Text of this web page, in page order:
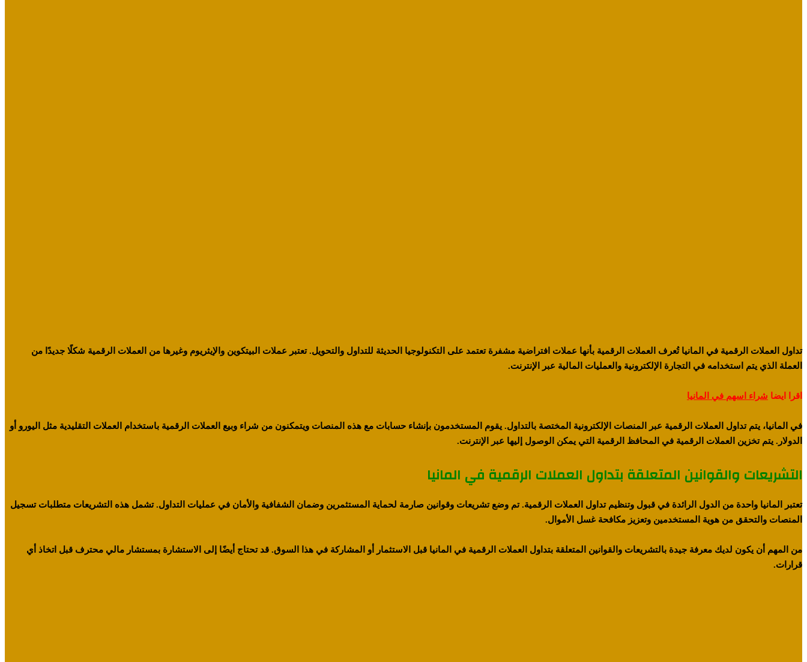
تداول العملات الرقمية في المانيا تُعرف العملات الرقمية بأنها عملات افتراضية مشفرة تعتمد على التكنولوجيا الحديثة للتداول والتحويل. تعتبر عملات البيتكوين والإيثريوم وغيرها من العملات الرقمية شكلًا جديدًا من
العملة الذي يتم استخدامه في التجارة الإلكترونية والعمليات المالية عبر الإنترنت.
اقرا ايضا شراء اسهم في المانيا
في المانيا، يتم تداول العملات الرقمية عبر المنصات الإلكترونية المختصة بالتداول. يقوم المستخدمون بإنشاء حسابات مع هذه المنصات ويتمكنون من شراء وبيع العملات الرقمية باستخدام العملات التقليدية مثل اليورو أو
الدولار. يتم تخزين العملات الرقمية في المحافظ الرقمية التي يمكن الوصول إليها عبر الإنترنت.
التشريعات والقوانين المتعلقة بتداول العملات الرقمية في المانيا
تعتبر المانيا واحدة من الدول الرائدة في قبول وتنظيم تداول العملات الرقمية. تم وضع تشريعات وقوانين صارمة لحماية المستثمرين وضمان الشفافية والأمان في عمليات التداول. تشمل هذه التشريعات متطلبات تسجيل
المنصات والتحقق من هوية المستخدمين وتعزيز مكافحة غسل الأموال.
من المهم أن يكون لديك معرفة جيدة بالتشريعات والقوانين المتعلقة بتداول العملات الرقمية في المانيا قبل الاستثمار أو المشاركة في هذا السوق. قد تحتاج أيضًا إلى الاستشارة بمستشار مالي محترف قبل اتخاذ أي
قرارات.